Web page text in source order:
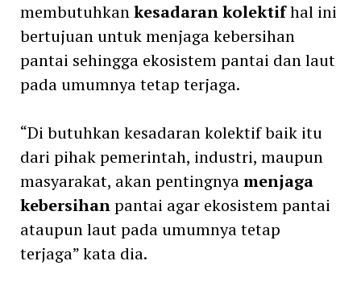
membutuhkankesadaran kolektifhal ini
bertujuan untuk menjaga kebersihan
pantai sehingga ekosistem pantai dan laut
pada umumnya tetap terjaga.
“Di butuhkan kesadaran kolektif baik itu
dari pihak pemerintah, industri, maupun
masyarakat, akan pentingnyamenjaga
kebersihanpantai agar ekosistem pantai
ataupun laut pada umumnya tetap
terjaga” kata dia.